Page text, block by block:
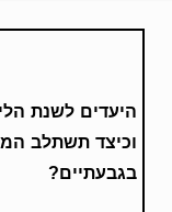
היעדים לשנת
וכיצד תשתלב
בגבעתיים?